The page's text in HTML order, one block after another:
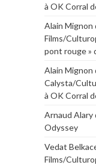
à OK Corral
Alain Mignon
Films/
pont rouge »
Alain Mignon
Calysta/
à OK Corral
Arnaud Alary
Odyssey
Vedat
Films/